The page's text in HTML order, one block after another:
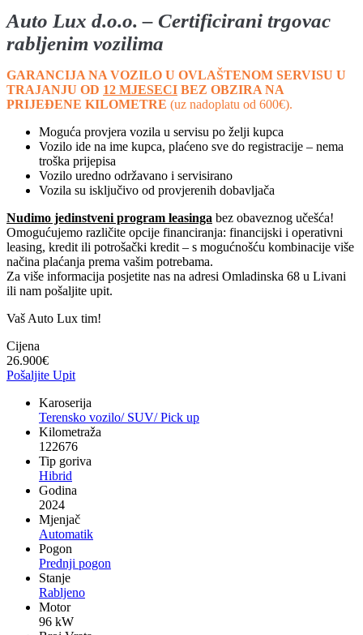
Auto Lux d.o.o. – Certificirani trgovac
rabljenim vozilima
GARANCIJA NA VOZILO U OVLAŠTENOM SERVISU U
TRAJANJU OD 12 MJESECI BEZ OBZIRA NA
PRIJEĐENE KILOMETRE (uz nadoplatu od 600€).
Moguća provjera vozila u servisu po želji kupca
Vozilo ide na ime kupca, plaćeno sve do registracije – nema
troška prijepisa
Vozilo uredno održavano i servisirano
Vozila su isključivo od provjerenih dobavljača
Nudimo jedinstveni program leasinga bez obaveznog učešća!
Omogućujemo različite opcije financiranja: financijski i operativni
leasing, kredit ili potrošački kredit – s mogućnošću kombinacije više
načina plaćanja prema vašim potrebama.
Za više informacija posjetite nas na adresi Omladinska 68 u Livani
ili nam pošaljite upit.
Vaš Auto Lux tim!
Cijena
26.900€
Pošaljite Upit
Karoserija
Terensko vozilo/ SUV/ Pick up
Kilometraža
122676
Tip goriva
Hibrid
Godina
2024
Mjenjač
Automatik
Pogon
Prednji pogon
Stanje
Rabljeno
Motor
96 kW